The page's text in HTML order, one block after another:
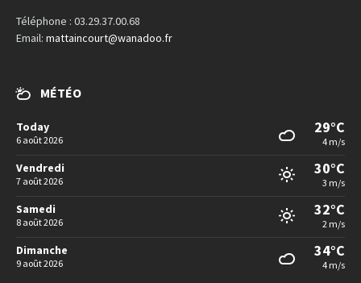
Téléphone : 03.29.37.00.68
Email: mattaincourt@wanadoo.fr
MÉTÉO
Today
6 août 2026
29°C
4 m/s
Vendredi
7 août 2026
30°C
3 m/s
Samedi
8 août 2026
32°C
2 m/s
Dimanche
9 août 2026
34°C
4 m/s